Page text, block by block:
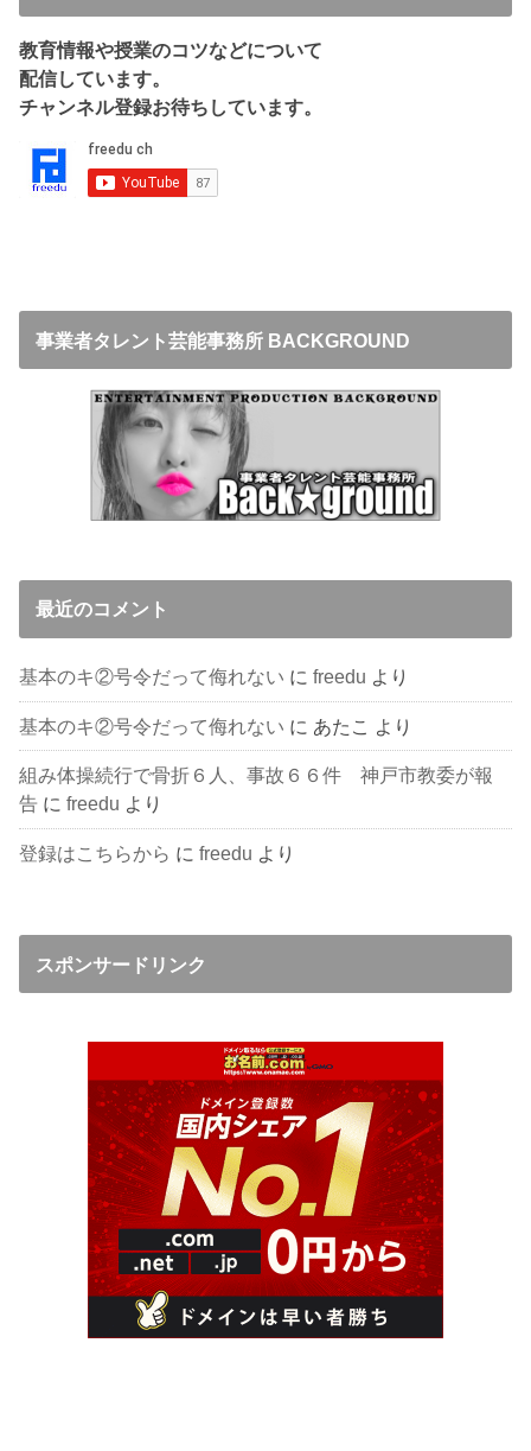
教育情報や授業のコツなどについて
配信しています。
チャンネル登録お待ちしています。
事業者タレント芸能事務所 BACKGROUND
最近のコメント
基本のキ②号令だって侮れない にfreedu より
基本のキ②号令だって侮れない に あたこ より
組み体操続行で骨折６人、事故６６件 神戸市教委が報
告 にfreedu より
登録はこちらから にfreedu より
スポンサードリンク